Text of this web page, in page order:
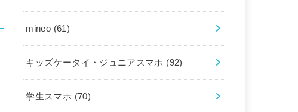
mineo (61)
キッズケータイ・ジュニアスマホ (92)
学生スマホ (70)